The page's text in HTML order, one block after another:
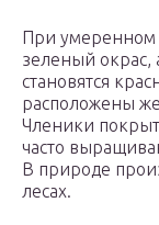
При умеренном
зеленый окрас,
становятся
расположены
Членики
часто
В природе
лесах.